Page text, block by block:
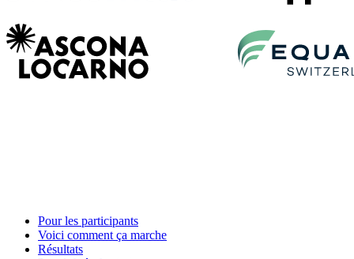
Pour les participants
Voici comment ça marche
Résultats